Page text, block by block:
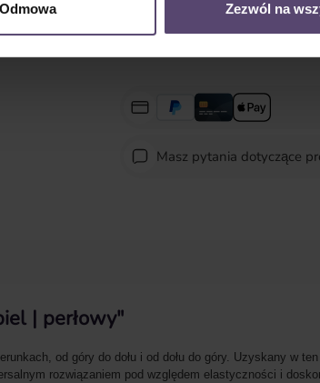
Odmowa Zezwól na
Masz pytania dotyczące
| perłowy"
od góry do dołu i od dołu do góry. Uzyskany w
rozwiązaniem pod względem elastyczności i